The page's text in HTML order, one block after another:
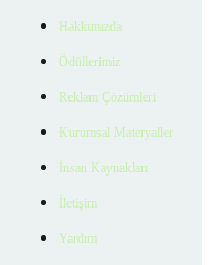
Hakkımızda
Ödüllerimiz
Reklam Çözümleri
Kurumsal Materyaller
İnsan Kaynakları
İletişim
Yardım